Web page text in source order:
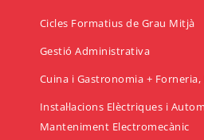
Cicles Formatius de Grau Mitjà
Gestió Administrativa
Cuina i Gastronomia +
Instal·lacions Elèctriques i
Manteniment Electromecànic